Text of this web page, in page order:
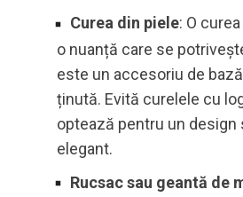
Curea din piele: O
o nuanță care se
este un accesoriu de
ținută. Evită curelele cu
optează pentru un design
elegant.
Rucsac sau geantă de